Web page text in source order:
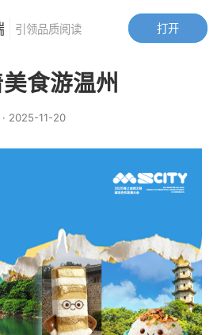
食游温州
2025-11-20
打开
引领品质阅读